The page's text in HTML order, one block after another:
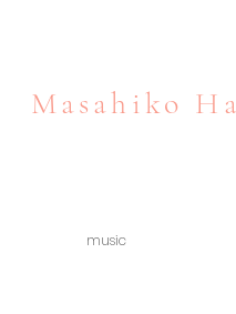
Masahiko
music